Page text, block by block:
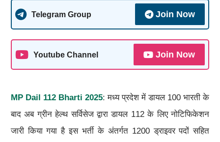
Telegram Group Join Now
Youtube Channel Join Now
MP Dail 112 Bharti 2025: मध्य प्रदेश में डायल 100 भारती के
बाद अब ग्रीन हेल्थ सर्विसेज द्वारा डायल 112 के लिए नोटिफिकेशन
जारी किया गया है इस भर्ती के अंतर्गत 1200 ड्राइवर पदों सहित